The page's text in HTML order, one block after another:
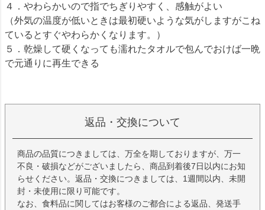
４．やわらかいので指でちぎりやすく、感触がよい
（外気の温度が低いときは最初硬いような気がしますがこね
ているとすぐやわらかくなります。）
５．乾燥して硬くなっても濡れたタオルで包んでおけば一晩
で元通りに再生できる
返品・交換について
商品の品質につきましては、万全を期しておりますが、万一
不良・破損などがございましたら、商品到着後7日以内にお知
らせください。返品・交換につきましては、1週間以内、未開
封・未使用に限り可能です。
なお、食料品に関してはお客様のご都合による返品、発送手